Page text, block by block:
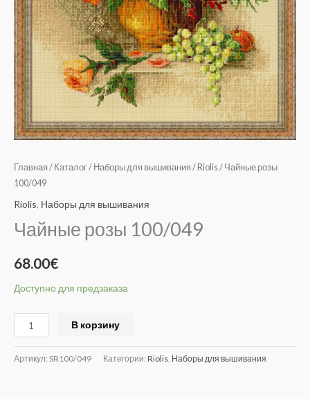
Главная / Каталог/ Наборы для вышивания / Riolis/ Чайные розы
100/049
Riolis, Наборы для вышивания
Чайные розы 100/049
68.00€
Доступно для предзаказа
В корзину
Артикул: SR100/049 Категории: Riolis, Наборы для вышивания